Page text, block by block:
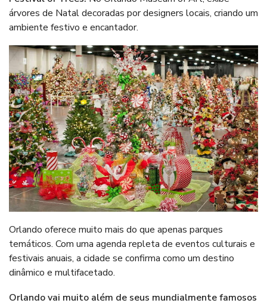
árvores de Natal decoradas por designers locais, criando um
ambiente festivo e encantador.
Orlando oferece muito mais do que apenas parques
temáticos. Com uma agenda repleta de eventos culturais e
festivais anuais, a cidade se confirma como um destino
dinâmico e multifacetado.
Orlando vai muito além de seus mundialmente famosos